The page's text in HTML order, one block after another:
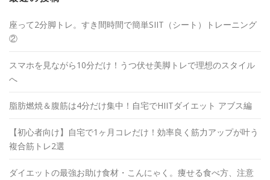
座って2分脚トレ。すき間時間で簡単SIIT（シート）トレーニング
②
スマホを見ながら10分だけ！うつ伏せ美脚トレで理想のスタイル
へ
脂肪燃焼＆腹筋は4分だけ集中！自宅でHIITダイエット アブス編
【初心者向け】自宅で1ヶ月コレだけ！効率良く筋力アップが叶う
複合筋トレ2選
ダイエットの最強お助け食材・こんにゃく。痩せる食べ方、注意